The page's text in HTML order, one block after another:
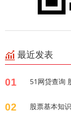
最近发表
01 51网贷查询
02 股票基本知